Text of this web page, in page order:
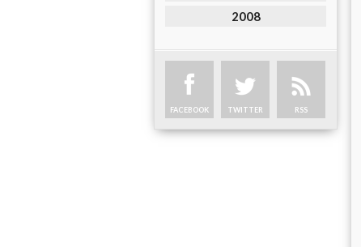
2008
FACEBOOK TWITTER RSS